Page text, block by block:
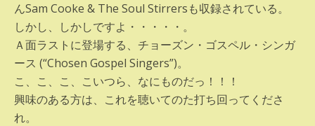
んSam Cooke & The Soul Stirrersも収録されている。
しかし、しかしですよ・・・・・。
Ａ面ラストに登場する、チョーズン・ゴスペル・シンガ
ース (“Chosen Gospel Singers”)。
こ、こ、こ、こいつら、なにものだっ！！！
興味のある方は、これを聴いてのた打ち回ってくださ
れ。